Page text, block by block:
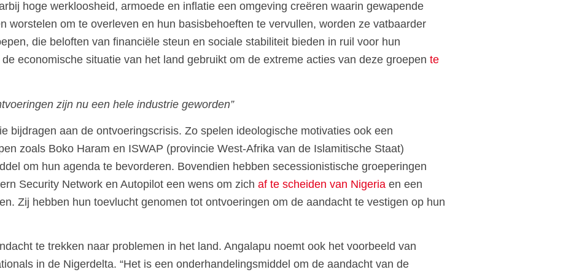
hoge werkloosheid, armoede en inflatie een omgeving creëren waarin gewapende
worstelen om te overleven en hun basisbehoeften te vervullen, worden ze vatbaarder
die beloften van financiële steun en sociale stabiliteit bieden in ruil voor hun
economische situatie van het land gebruikt om de extreme acties van deze groepen te
zijn nu een hele industrie geworden”
bijdragen aan de ontvoeringscrisis. Zo spelen ideologische motivaties ook een
zoals Boko Haram en ISWAP (provincie West-Afrika van de Islamitische Staat)
om hun agenda te bevorderen. Bovendien hebben secessionistische groeperingen
Security Network en Autopilot een wens om zich af te scheiden van Nigeria en een
Zij hebben hun toevlucht genomen tot ontvoeringen om de aandacht te vestigen op hun
te trekken naar problemen in het land. Angalapu noemt ook het voorbeeld van
in de Nigerdelta. “Het is een onderhandelingsmiddel om de aandacht van de